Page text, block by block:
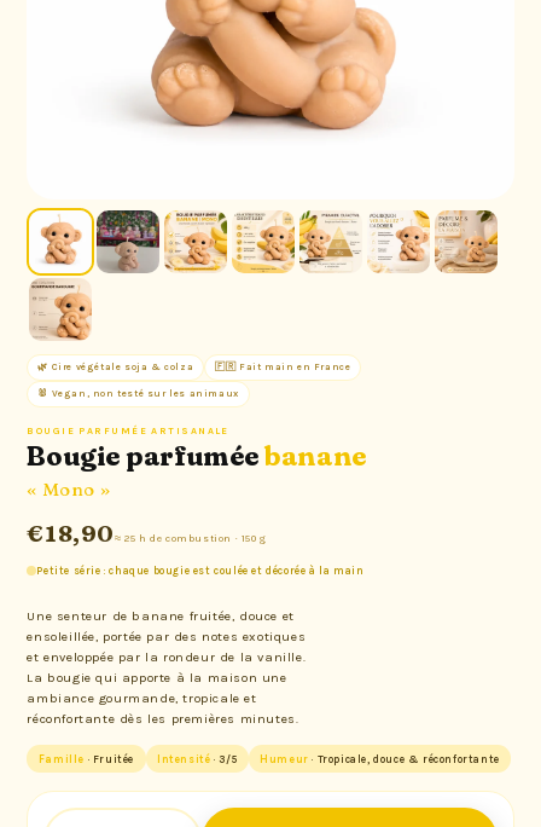
🌿 Cire végétale soja & colza 🇫🇷 Fait main en France
🐰 Vegan, non testé sur les animaux
BOUGIE PARFUMÉE ARTISANALE
Bougie parfuméebanane
« Mono »
€18,90 ≈ 25 h de combustion · 150 g
Petite série : chaque bougie est coulée et décorée à la main
Une senteur de banane fruitée, douce et
ensoleillée, portée par des notes exotiques
et enveloppée par la rondeur de la vanille.
La bougie qui apporte à la maison une
ambiance gourmande, tropicale et
réconfortante dès les premières minutes.
Famille · Fruitée Intensité · 3/5 Humeur · Tropicale, douce & réconfortante